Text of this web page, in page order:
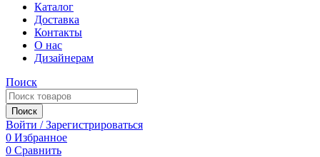
Каталог
Доставка
Контакты
О нас
Дизайнерам
Поиск
Поиск
Войти / Зарегистрироваться
0 Избранное
0 Сравнить